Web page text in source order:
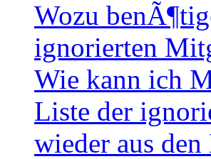
Wozu
ignorierten
Wie kann ich
Liste der
wieder aus